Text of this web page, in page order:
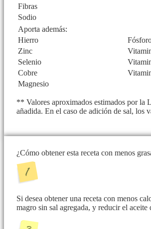
Fibras
Sodio
Aporta además:
Hierro
Zinc
Selenio
Cobre
Magnesio
** Valores aproximados estimados por la
añadida. En el caso de adición de sal, los
¿Cómo obtener esta receta con menos
Si desea obtener una receta con menos
magro sin sal agregada, y reducir el aceite